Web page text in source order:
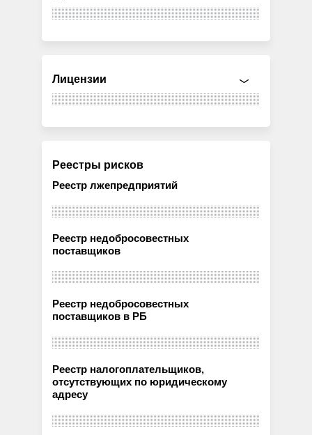
Лицензии
Реестры рисков
Реестр лжепредприятий
Реестр недобросовестных
поставщиков
Реестр недобросовестных
поставщиков в РБ
Реестр налогоплательщиков,
отсутствующих по юридическому
адресу